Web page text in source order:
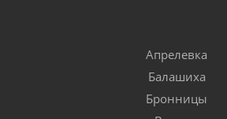
Апрелевка
Балашиха
Бронницы